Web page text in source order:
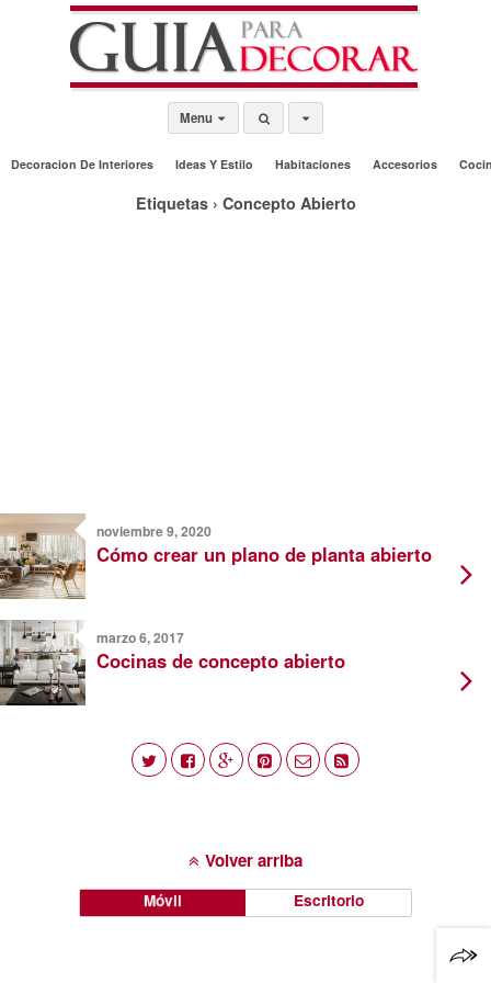
Menu
Decoracion De Interiores Ideas Y Estilo Habitaciones Accesorios
Etiquetas › Concepto Abierto
noviembre 9, 2020
Cómo crear un plano de planta abierto
marzo 6, 2017
Cocinas de concepto abierto
Volver arriba
Móvil Escritorio